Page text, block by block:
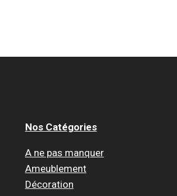
Nos Catégories
A ne pas manquer
Ameublement
Décoration